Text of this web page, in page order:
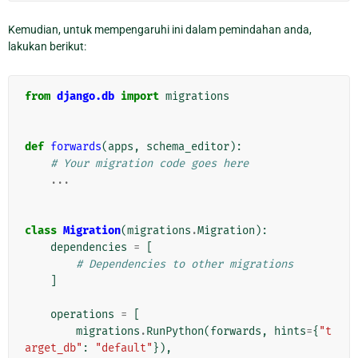
Kemudian, untuk mempengaruhi ini dalam pemindahan anda,
lakukan berikut:
from django.db import migrations
def forwards(apps , schema_editor):
# Your migration code goes here
...
class Migration(migrations .Migration ):
dependencies =
# Dependencies to other migrations
operations =
migrations .RunPython(forwards , hints={ "t
arget_db" : "default" }),